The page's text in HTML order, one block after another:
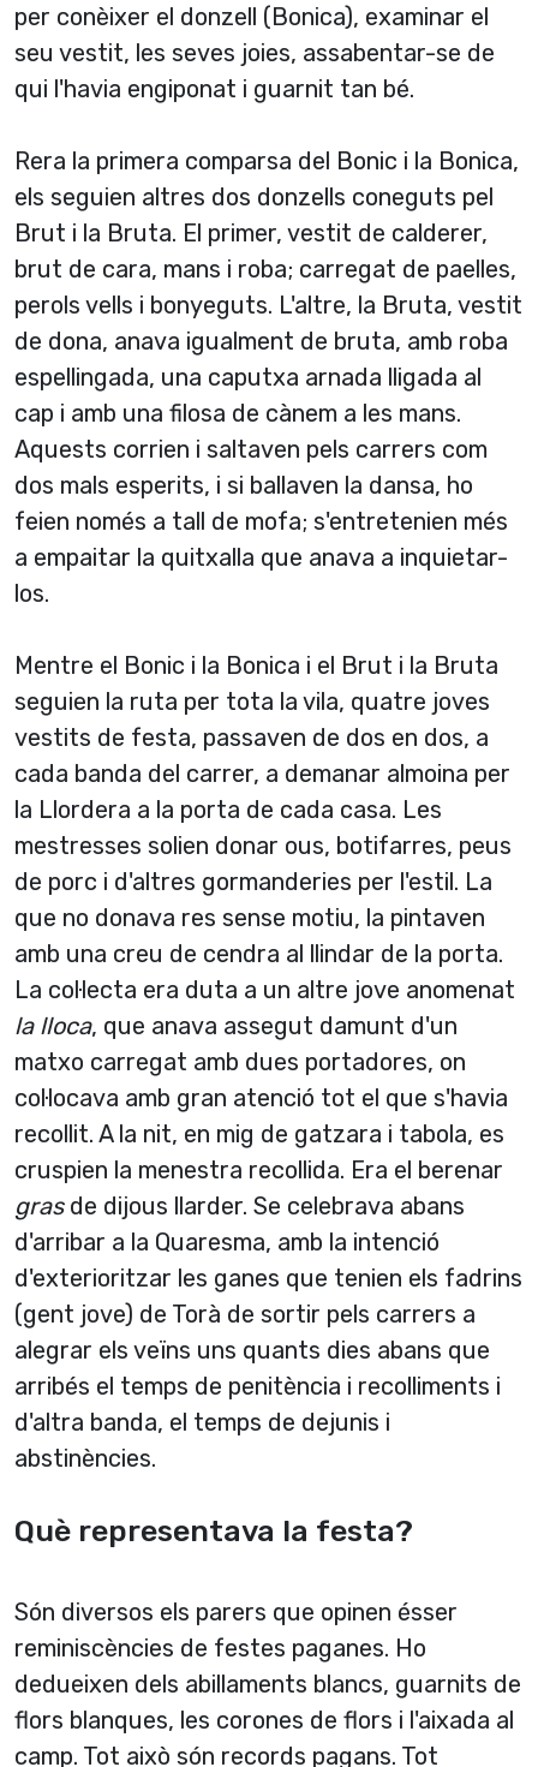
per conèixer el donzell (Bonica), examinar el
seu vestit, les seves joies, assabentar-se de
qui l'havia engiponat i guarnit tan bé.
Rera la primera comparsa del Bonic i la Bonica,
els seguien altres dos donzells coneguts pel
Brut i la Bruta. El primer, vestit de calderer,
brut de cara, mans i roba; carregat de paelles,
perols vells i bonyeguts. L'altre, la Bruta, vestit
de dona, anava igualment de bruta, amb roba
espellingada, una caputxa arnada lligada al
cap i amb una filosa de cànem a les mans.
Aquests corrien i saltaven pels carrers com
dos mals esperits, i si ballaven la dansa, ho
feien només a tall de mofa; s'entretenien més
a empaitar la quitxalla que anava a inquietar-
los.
Mentre el Bonic i la Bonica i el Brut i la Bruta
seguien la ruta per tota la vila, quatre joves
vestits de festa, passaven de dos en dos, a
cada banda del carrer, a demanar almoina per
la Llordera a la porta de cada casa. Les
mestresses solien donar ous, botifarres, peus
de porc i d'altres gormanderies per l'estil. La
que no donava res sense motiu, la pintaven
amb una creu de cendra al llindar de la porta.
La col·lecta era duta a un altre jove anomenat
la lloca, que anava assegut damunt d'un
matxo carregat amb dues portadores, on
col·locava amb gran atenció tot el que s'havia
recollit. A la nit, en mig de gatzara i tabola, es
cruspien la menestra recollida. Era el berenar
grasde dijous llarder. Se celebrava abans
d'arribar a la Quaresma, amb la intenció
d'exterioritzar les ganes que tenien els fadrins
(gent jove) de Torà de sortir pels carrers a
alegrar els veïns uns quants dies abans que
arribés el temps de penitència i recolliments i
d'altra banda, el temps de dejunis i
abstinències.
Què representava la festa?
Són diversos els parers que opinen ésser
reminiscències de festes paganes. Ho
dedueixen dels abillaments blancs, guarnits de
flors blanques, les corones de flors i l'aixada al
camp. Tot això són records pagans. Tot